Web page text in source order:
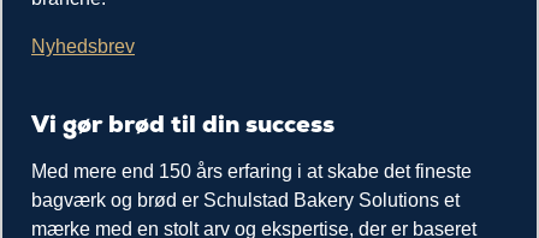
Nyhedsbrev
Vi gør brød til din success
Med mere end 150 års erfaring i at skabe det fineste
bagværk og brød er Schulstad Bakery Solutions et
mærke med en stolt arv og ekspertise, der er baseret